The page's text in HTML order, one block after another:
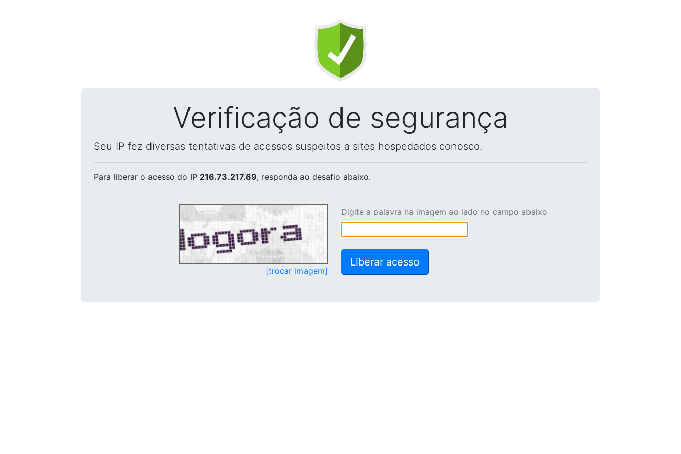
Verificação de segurança
Seu IP fez diversas tentativas de acessos suspeitos a sites hospedados conosco.
Para liberar o acesso do IP 216.73.217.69, responda ao desafio abaixo.
[trocar imagem]
Digite a palavra na imagem ao lado no campo abaixo